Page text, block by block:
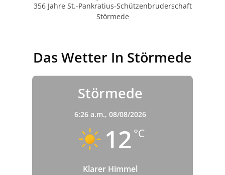
356 Jahre St.-Pankratius-Schützenbruderschaft
Störmede
Das Wetter In Störmede
Störmede
6:26 a.m., 08/08/2026
12 °C
Klarer Himmel